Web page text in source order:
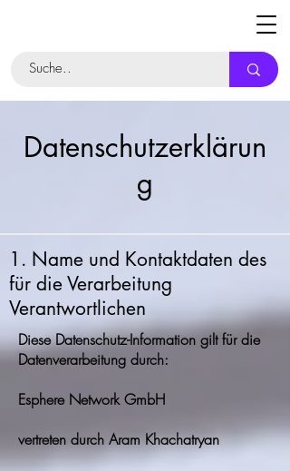
Datenschutzerklärun
g
1. Name und Kontaktdaten des
für die Verarbeitung
Verantwortlichen
Diese Datenschutz-Information gilt für die
Datenverarbeitung durch:
Esphere Network GmbH
vertreten durch Aram Khachatryan